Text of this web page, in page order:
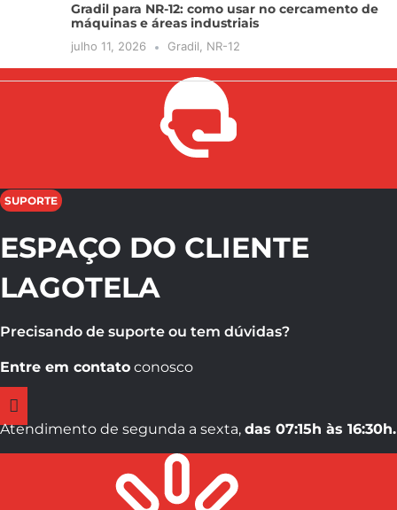
Gradil para NR-12: como usar no cercamento de
máquinas e áreas industriais
julho 11, 2026 Gradil, NR-12
SUPORTE
ESPAÇO DO CLIENTE
LAGOTELA
Precisando de suporte ou tem dúvidas?
Entre em contato conosco
Atendimento de segunda a sexta, das 07:15h às 16:30h.